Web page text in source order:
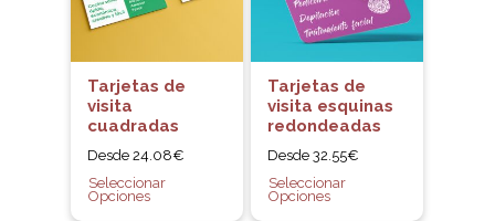
Tarjetas de
visita
cuadradas
Desde 24.08€
Seleccionar
Opciones
Tarjetas de
visita esquinas
redondeadas
Desde 32.55€
Seleccionar
Opciones